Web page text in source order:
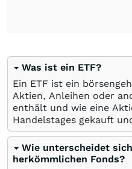
Was ist ein ETF?
Ein ETF ist ein
Aktien, Anleihen oder
enthält und wie eine
Handelstages gekauft
Wie unterscheidet
herkömmlichen Fonds?